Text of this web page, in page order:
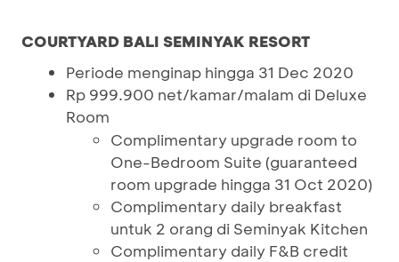
COURTYARD BALI SEMINYAK RESORT
Periode menginap hingga 31 Dec 2020
Rp 999.900 net/kamar/malam di Deluxe
Room
Complimentary upgrade room to
One-Bedroom Suite (guaranteed
room upgrade hingga 31 Oct 2020)
Complimentary daily breakfast
untuk 2 orang di Seminyak Kitchen
Complimentary daily F&B credit